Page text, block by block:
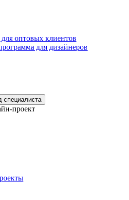
оптовых клиентов
для дизайнеров
специалиста
проект